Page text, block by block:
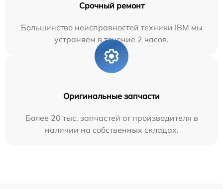
Срочный ремонт
Большинство неисправностей техники IBM мы
устраняем в течение 2 часов.
Оригинальные запчасти
Более 20 тыс. запчастей от производителя в
наличии на собственных складах.